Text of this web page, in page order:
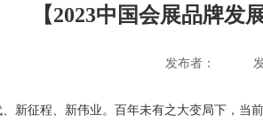
【2023中国会展品牌发
发布者：
、新征程、新伟业。百年未有之大变局下，当